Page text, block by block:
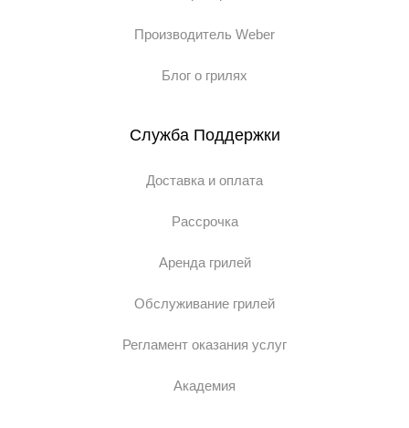
Производитель Weber
Блог о грилях
Служба Поддержки
Доставка и оплата
Рассрочка
Аренда грилей
Обслуживание грилей
Регламент оказания услуг
Академия